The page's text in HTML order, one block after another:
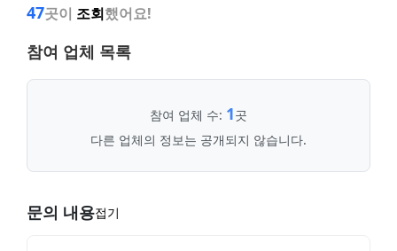
47곳이 조회했어요!
참여 업체 목록
참여 업체 수: 1곳
다른 업체의 정보는 공개되지 않습니다.
문의 내용접기